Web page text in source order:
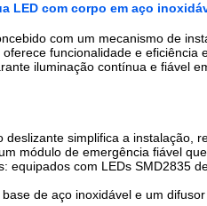
LED com corpo em aço
com um mecanismo de
funcionalidade e
iluminação contínua e fiável
simplifica a instalação,
módulo de emergência fiável
equipados com LEDs SMD2835
de aço inoxidável e um